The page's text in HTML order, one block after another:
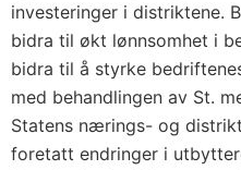
investeringer i distriktene.
bidra til økt lønnsomhet i
bidra til å styrke
med behandlingen av St.
Statens nærings- og
foretatt endringer i